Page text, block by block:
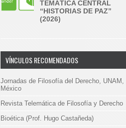
TEMÁTICA CENTRAL
“HISTORIAS DE PAZ”
(2026)
VÍNCULOS RECOMENDADOS
Jornadas de Filosofía del Derecho, UNAM,
México
Revista Telemática de Filosofía y Derecho
Bioética (Prof. Hugo Castañeda)